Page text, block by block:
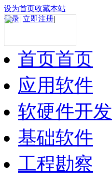
设为首页收藏本站
登录| 立即注册|
首页首页
应用软件
软硬件开发
基础软件
工程勘察